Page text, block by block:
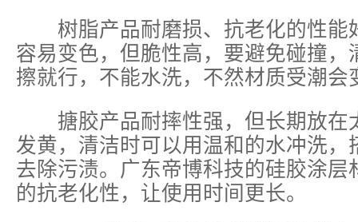
树脂产品耐磨损、抗老化的性能
容易变色，但脆性高，要避免碰撞，
擦就行，不能水洗，不然材质受潮会
搪胶产品耐摔性强，但长期放在
发黄，清洁时可以用温和的水冲洗，
去除污渍。广东帝博科技的硅胶涂层
的抗老化性，让使用时间更长。